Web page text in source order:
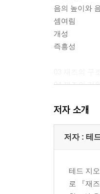
음의 높이와
셈여림
개성
즉흥성
04 재즈의 기
뉴올리언스 재
시카고 재즈
할렘 스트라
비밥/모던 재
쿨재즈
저자 소개
저자 : 테
테드 지
로 『재